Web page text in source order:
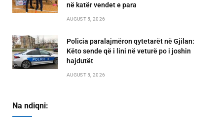
në katër vendet e para
AUGUST 5, 2026
Policia paralajmëron qytetarët në Gjilan:
Këto sende që i lini në veturë po i joshin
hajdutët
AUGUST 5, 2026
Na ndiqni: